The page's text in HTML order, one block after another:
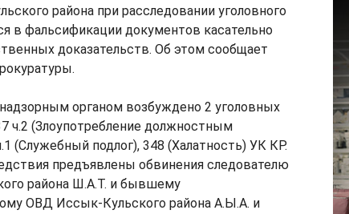
района при расследовании уголовного
в фальсификации документов касательно
доказательств. Об этом сообщает
органом возбуждено 2 уголовных
ч.2 (Злоупотребление должностным
(Служебный подлог), 348 (Халатность) УК КР.
предъявлены обвинения следователю
района Ш.А.Т. и бывшему
ОВД Иссык-Кульского района А.Ы.А. и